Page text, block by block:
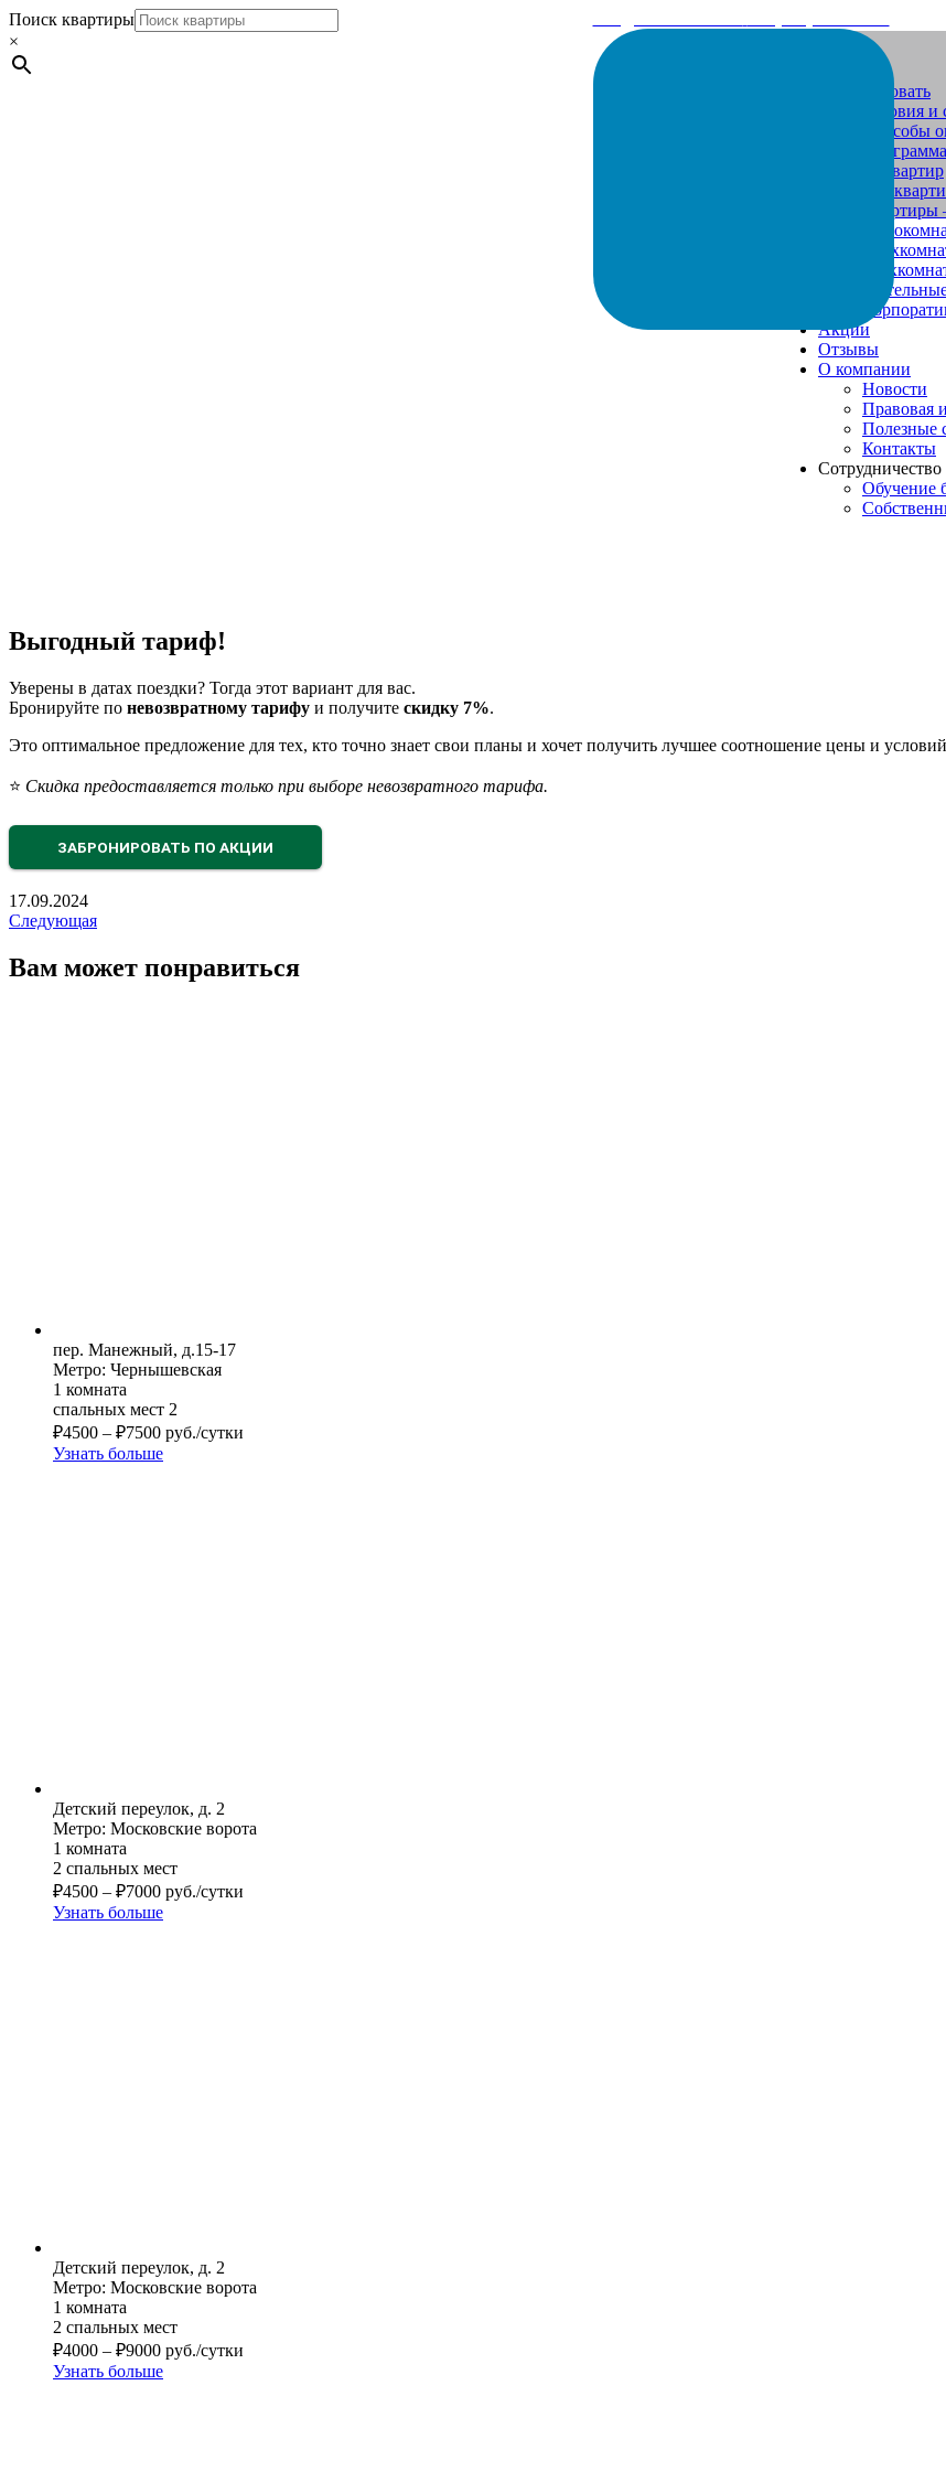
Забронировать
Условия
Способы
Каталог квартир
Все
Квартиры
Акции
Отзывы
О компании
Новости
Правовая
Полезные
Контакты
Сотрудничество
Обучение
Поиск квартиры
×
Выгодный тариф!
Уверены в датах поездки? Тогда этот вариант для вас.
Бронируйте по невозвратному тарифу и получите скидку 7%.
Это оптимальное предложение для тех, кто точно знает свои планы и хочет получить лучшее соотношение цены и
⭐ Скидка предоставляется только при выборе невозвратного тарифа.
ЗАБРОНИРОВАТЬ ПО АКЦИИ
17.09.2024
Следующая
Вам может понравиться
пер. Манежный, д.15-17
Метро: Чернышевская
1 комната
спальных мест 2
₽4500 – ₽7500 руб./сутки
Узнать больше
Детский переулок, д. 2
Метро: Московские ворота
1 комната
2 спальных мест
₽4500 – ₽7000 руб./сутки
Узнать больше
Детский переулок, д. 2
Метро: Московские ворота
1 комната
2 спальных мест
₽4000 – ₽9000 руб./сутки
Узнать больше